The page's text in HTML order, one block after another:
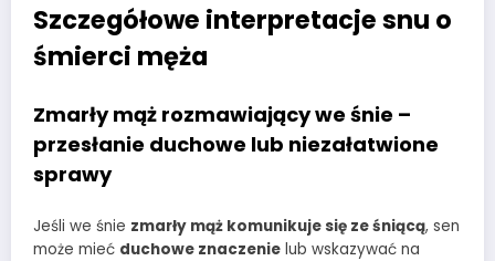
Szczegółowe interpretacje snu o
śmierci męża
Zmarły mąż rozmawiający we śnie –
przesłanie duchowe lub niezałatwione
sprawy
Jeśli we śnie zmarły mąż komunikuje się ze śniącą, sen
może mieć duchowe znaczenie lub wskazywać na